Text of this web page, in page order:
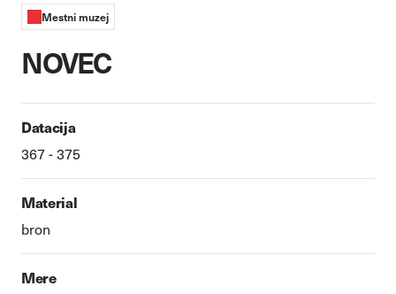
Mestni muzej
NOVEC
Datacija
367 - 375
Material
bron
Mere